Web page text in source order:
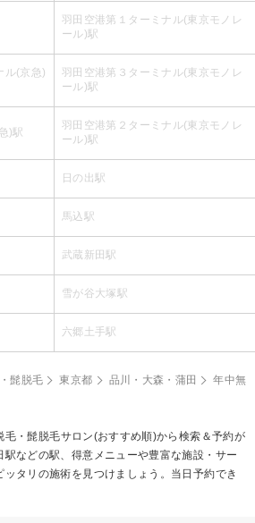
羽田空港第１ターミナル(東京モノレ
ール)駅
ル(京急)
羽田空港第３ターミナル(東京モノレ
ール)駅
)駅
羽田空港第２ターミナル(東京モノレ
ール)駅
日の出駅
馬込駅
武蔵新田駅
雪が谷大塚駅
六郷土手駅
髭脱毛 東京都 品川・大森・蒲田
年中無
毛・髭脱毛サロン(おすすめ順)から検索＆予約が
などの駅、得意メニューや豊富な施設・サー
ッタリの施術を見つけましょう。当日予約でき